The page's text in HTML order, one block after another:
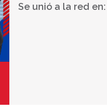
Se unió a la red en: